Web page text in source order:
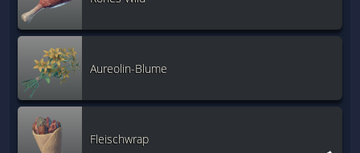
Aureolin-Blume
Fleischwrap